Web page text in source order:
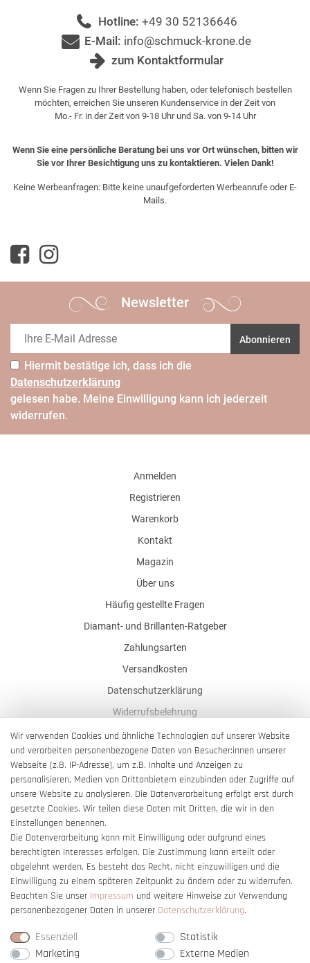
Hotline: +49 30 52136646
E-Mail: info@schmuck-krone.de
zum Kontaktformular
Wenn Sie Fragen zu Ihrer Bestellung haben, oder telefonisch bestellen
möchten, erreichen Sie unseren Kundenservice in der Zeit von
Mo.- Fr. in der Zeit von 9-18 Uhr und Sa. von 9-14 Uhr
Wenn Sie eine persönliche Beratung bei uns vor Ort wünschen, bitten wir
Sie vor Ihrer Besichtigung uns zu kontaktieren. Vielen Dank!
Keine Werbeanfragen: Bitte keine unaufgeforderten Werbeanrufe oder E-
Mails.
Newsletter
Abonnieren
Hiermit bestätige ich, dass ich die
Daten­schutz­erklärung
gelesen habe. Meine Einwilligung kann ich jederzeit
widerrufen.
Anmelden
Registrieren
Warenkorb
Kontakt
Magazin
Über uns
Häufig gestellte Fragen
Diamant- und Brillanten-Ratgeber
Zahlungsarten
Versandkosten
Datenschutzerklärung
Widerrufsbelehrung
AGB
Impressum
Barrierefreiheitserklärung
Vertrag widerrufen
Wir verwenden Cookies und ähnliche Technologien auf unserer Website
und verarbeiten personenbezogene Daten von Besucher:innen unserer
Webseite (z.B. IP-Adresse), um z.B. Inhalte und Anzeigen zu
personalisieren, Medien von Drittanbietern einzubinden oder Zugriffe auf
unsere Website zu analysieren. Die Datenverarbeitung erfolgt erst durch
gesetzte Cookies. Wir teilen diese Daten mit Dritten, die wir in den
Einstellungen benennen.
Die Datenverarbeitung kann mit Einwilligung oder aufgrund eines
berechtigten Interesses erfolgen. Die Zustimmung kann erteilt oder
abgelehnt werden. Es besteht das Recht, nicht einzuwilligen und die
Einwilligung zu einem späteren Zeitpunkt zu ändern oder zu widerrufen.
Beachten Sie unser Impressum und weitere Hinweise zur Verwendung
personenbezogener Daten in unserer Daten­schutz­erklärung.
Essenziell
Statistik
Marketing
Externe Medien